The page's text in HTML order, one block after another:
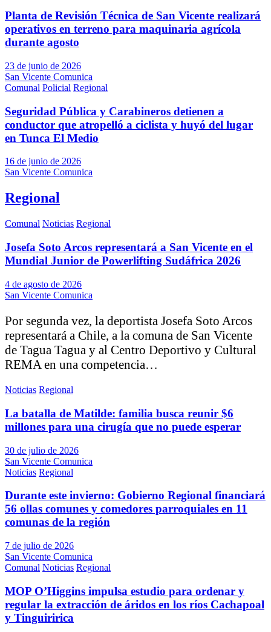
Planta de Revisión Técnica de San Vicente realizará
operativos en terreno para maquinaria agrícola
durante agosto
23 de junio de 2026
San Vicente Comunica
Comunal Policial Regional
Seguridad Pública y Carabineros detienen a
conductor que atropelló a ciclista y huyó del lugar
en Tunca El Medio
16 de junio de 2026
San Vicente Comunica
Regional
Comunal Noticias Regional
Josefa Soto Arcos representará a San Vicente en el
Mundial Junior de Powerlifting Sudáfrica 2026
4 de agosto de 2026
San Vicente Comunica
Por segunda vez, la deportista Josefa Soto Arcos
representará a Chile, a la comuna de San Vicente
de Tagua Tagua y al Centro Deportivo y Cultural
REMA en una competencia…
Noticias Regional
La batalla de Matilde: familia busca reunir $6
millones para una cirugía que no puede esperar
30 de julio de 2026
San Vicente Comunica
Noticias Regional
Durante este invierno: Gobierno Regional financiará
56 ollas comunes y comedores parroquiales en 11
comunas de la región
7 de julio de 2026
San Vicente Comunica
Comunal Noticias Regional
MOP O’Higgins impulsa estudio para ordenar y
regular la extracción de áridos en los ríos Cachapoal
y Tinguiririca